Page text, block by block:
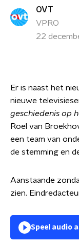
OVT
VPRO
22
Er is naast het
nieuwe
geschiedenis op
Roel van
een team van
de stemming en
Aanstaande
zien.
Speel audio